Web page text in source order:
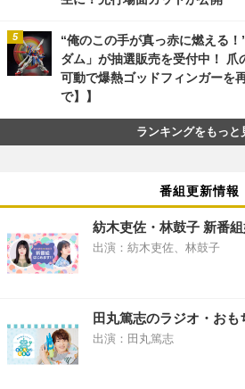
“俺のこの手が真っ赤に燃える
ダム」が抽選販売を受付中！ 爪
可動で爆熱ゴッドフィンガーを
で】】
ランキングをもっと
番組更新情報
紡木吏佐・林鼓子 新番
出演：紡木吏佐、林鼓子
田丸篤志のラジオ・おも
出演：田丸篤志